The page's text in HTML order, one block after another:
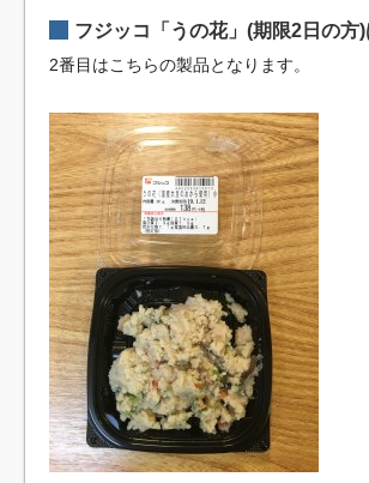
フジッコ「うの花」(期限2日の方)
2番目はこちらの製品となります。